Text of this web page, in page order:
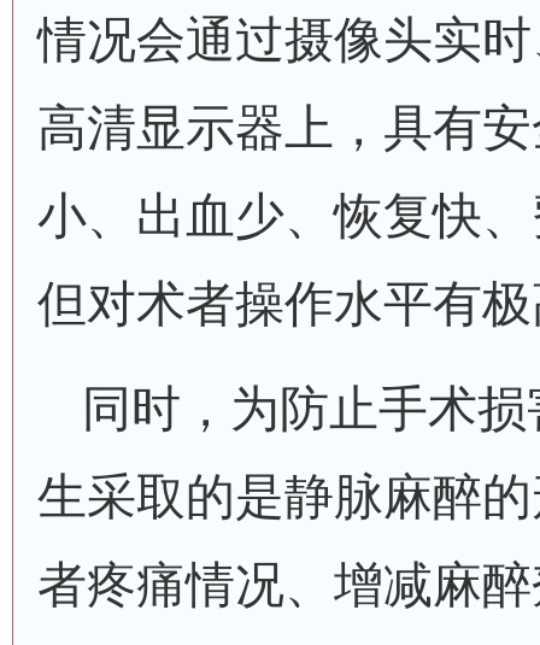
情况会通过摄像头实
高清显示器上，具有
小、出血少、恢复快
但对术者操作水平有
同时，为防止手术
生采取的是静脉麻醉
者疼痛情况、增减麻